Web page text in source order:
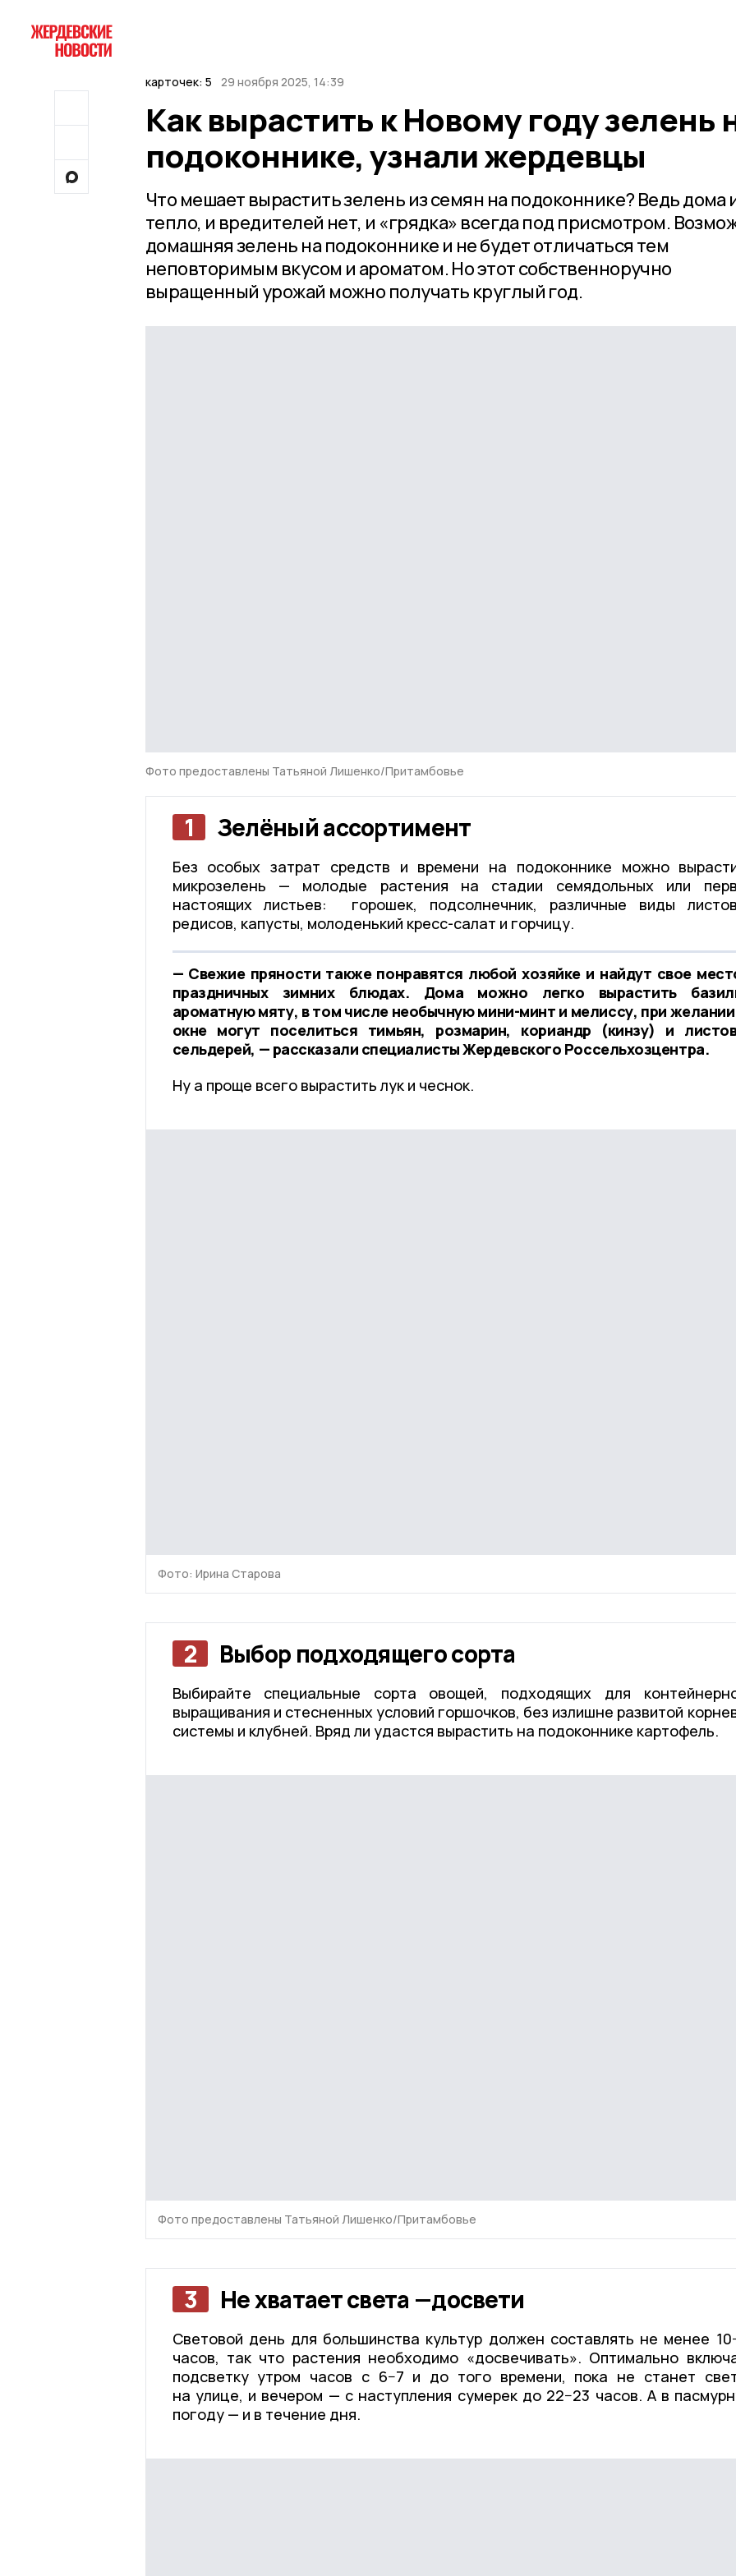
карточек: 5 29 ноября 2025, 14:39
Как вырастить к Новому году зелень
подоконнике, узнали жердевцы
Что мешает вырастить зелень из семян на подоконнике? Ведь дома
тепло, и вредителей нет, и «грядка» всегда под присмотром.
домашняя зелень на подоконнике и не будет отличаться тем
неповторимым вкусом и ароматом. Но этот собственноручно
выращенный урожай можно получать круглый год.
Фото предоставлены Татьяной Лишенко/Притамбовье
1 Зелёный ассортимент
Без особых затрат средств и времени на подоконнике можно
микрозелень — молодые растения на стадии семядольных или
настоящих листьев: горошек, подсолнечник, различные виды
редисов, капусты, молоденький кресс-салат и горчицу.
— Свежие пряности также понравятся любой хозяйке и найдут свое
праздничных зимних блюдах. Дома можно легко вырастить
ароматную мяту, в том числе необычную мини-минт и мелиссу, при
окне могут поселиться тимьян, розмарин, кориандр (кинзу) и
сельдерей, — рассказали специалисты Жердевского Россельхозцентра.
Ну а проще всего вырастить лук и чеснок.
Фото: Ирина Старова
2 Выбор подходящего сорта
Выбирайте специальные сорта овощей, подходящих для
выращивания и стесненных условий горшочков, без излишне развитой
системы и клубней. Вряд ли удастся вырастить на подоконнике картофель.
Фото предоставлены Татьяной Лишенко/Притамбовье
3 Не хватает света —досвети
Световой день для большинства культур должен составлять не менее
часов, так что растения необходимо «досвечивать». Оптимально
подсветку утром часов с 6−7 и до того времени, пока не станет
на улице, и вечером — с наступления сумерек до 22−23 часов. А в
погоду — и в течение дня.